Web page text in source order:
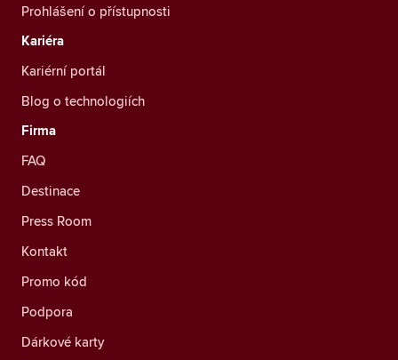
Prohlášení o přístupnosti
Kariéra
Kariérní portál
Blog o technologiích
Firma
FAQ
Destinace
Press Room
Kontakt
Promo kód
Podpora
Dárkové karty